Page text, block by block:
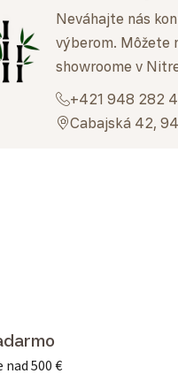
Neváhajte nás
výberom. Môžete
showroome v
+421 948 282
Cabajská 42,
500 €